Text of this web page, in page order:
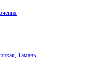
Тамань